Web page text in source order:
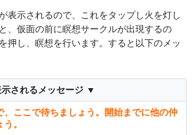
表示されるので、これをタップし火を灯し
、仮面の前に瞑想サークルが出現するの
押し、瞑想を行います。すると以下のメッ
されるメッセージ ▼
、ここで待ちましょう。開始までに他の仲
。